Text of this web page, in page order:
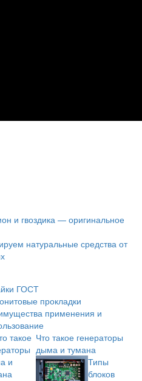
и гвоздика — оригинальное
натуральные средства от
ГОСТ
прокладки
применения и
Что такое генераторы
дыма и тумана
Типы
блоков